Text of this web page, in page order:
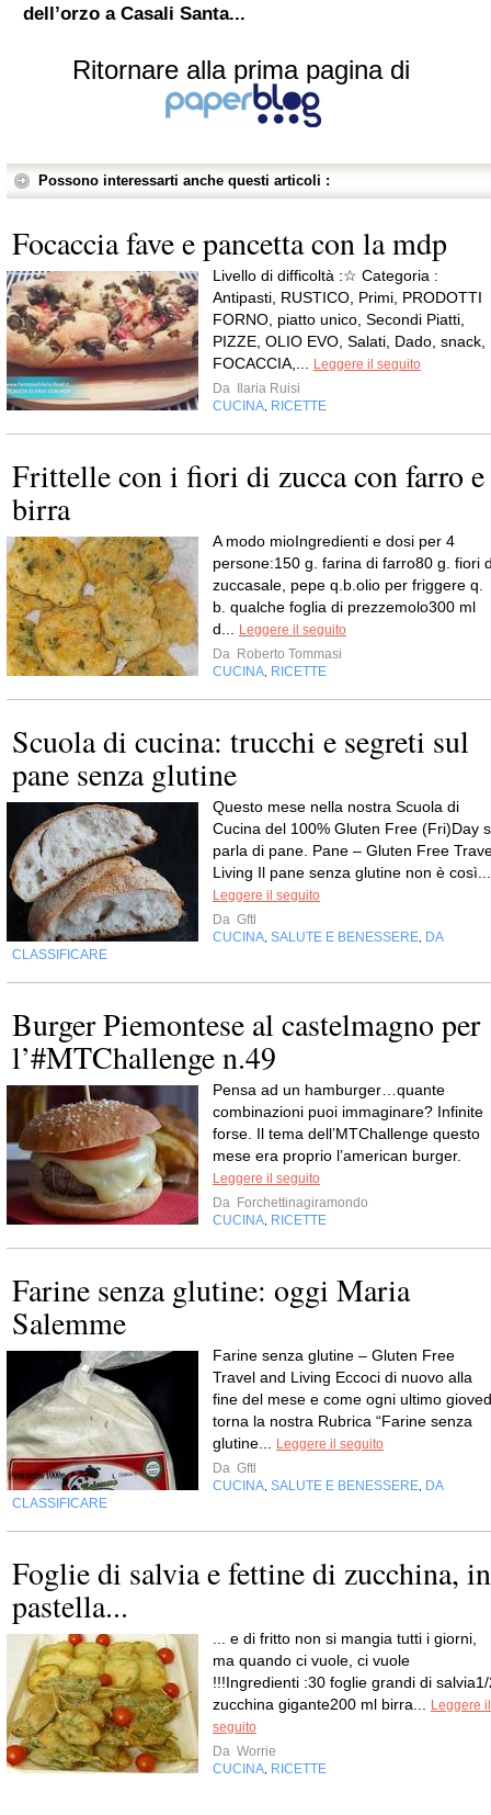
dell’orzo a Casali Santa...
Ritornare alla prima pagina di
Possono interessarti anche questi articoli :
Focaccia fave e pancetta con la mdp
Livello di difficoltà :☆ Categoria :
Antipasti, RUSTICO, Primi, PRODOTTI
FORNO, piatto unico, Secondi Piatti,
PIZZE, OLIO EVO, Salati, Dado, snack,
FOCACCIA,... Leggere il seguito
Da
Ilaria Ruisi
CUCINA, RICETTE
Frittelle con i fiori di zucca con farro e
birra
A modo mioIngredienti e dosi per 4
persone:150 g. farina di farro80 g. fiori
zuccasale, pepe q.b.olio per friggere q.
b. qualche foglia di prezzemolo300 ml
d... Leggere il seguito
Da Roberto Tommasi
CUCINA, RICETTE
Scuola di cucina: trucchi e segreti sul
pane senza glutine
Questo mese nella nostra Scuola di
Cucina del 100% Gluten Free (Fri)Day
parla di pane. Pane – Gluten Free
Living Il pane senza glutine non è così...
Leggere il seguito
Da Gftl
CUCINA, SALUTE E BENESSERE, DA
CLASSIFICARE
Burger Piemontese al castelmagno per
l’#MTChallenge n.49
Pensa ad un hamburger…quante
combinazioni puoi immaginare? Infinite
forse. Il tema dell’MTChallenge questo
mese era proprio l’american burger.
Leggere il seguito
Da Forchettinagiramondo
CUCINA, RICETTE
Farine senza glutine: oggi Maria
Salemme
Farine senza glutine – Gluten Free
Travel and Living Eccoci di nuovo alla
fine del mese e come ogni ultimo
torna la nostra Rubrica “Farine senza
glutine... Leggere il seguito
Da Gftl
CUCINA, SALUTE E BENESSERE, DA
CLASSIFICARE
Foglie di salvia e fettine di zucchina, in
pastella...
... e di fritto non si mangia tutti i giorni,
ma quando ci vuole, ci vuole
!!!Ingredienti :30 foglie grandi di
zucchina gigante200 ml birra... Leggere il
seguito
Da Worrie
CUCINA, RICETTE